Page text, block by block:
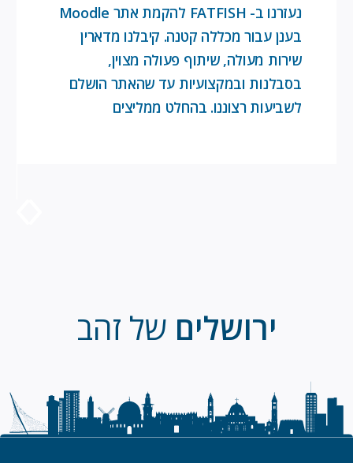
נעזרנו ב- FATFISH להקמת אתר Moodle
בענן עבור מכללה קטנה. קיבלנו מדארין
שירות מעולה, שיתוף פעולה מצוין,
בסבלנות ובמקצועיות עד שהאתר הושלם
לשביעות רצוננו. בהחלט ממליצים
ירושלים של זהב